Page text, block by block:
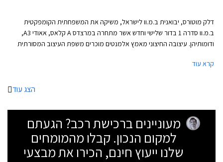
דלק מוטורס, יבואנית ב.מ.וו לישראל, משיקה את המשפחתית הקומפקטית
ב.מ.וו סדרה 1 בדור שלישי וחדש אשר מתחרה במרצדס A קלאס, אאודי A3,
ודומותיהן. עיצובה החיצוני מאמץ אלמנטים מוכרים משפת העיצוב המסורתית
יציב ורחב..
קרא עוד
הצג עוד
מעוניינים ברכישת רכב? הגעתם
למקום הנכון. קבלו מהמומחים
שלנו ייעוץ חינם, הכירו את מבצעי